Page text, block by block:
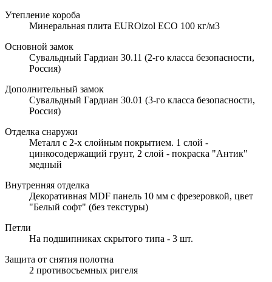
Утепление короба
Минеральная плита EUROizol ECO 100 кг/м3
Основной замок
Сувальдный Гардиан 30.11 (2-го класса безопасности,
Россия)
Дополнительный замок
Сувальдный Гардиан 30.01 (3-го класса безопасности,
Россия)
Отделка снаружи
Металл с 2-х слойным покрытием. 1 слой -
цинкосодержащий грунт, 2 слой - покраска "Антик"
медный
Внутренняя отделка
Декоративная MDF панель 10 мм с фрезеровкой, цвет
"Белый софт" (без текстуры)
Петли
На подшипниках скрытого типа - 3 шт.
Защита от снятия полотна
2 противосъемных ригеля